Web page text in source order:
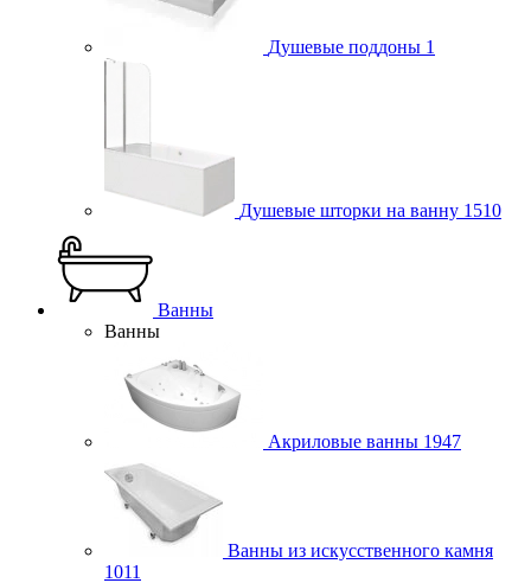
Душевые поддоны 1
Душевые шторки на ванну 1510
Ванны
Ванны
Акриловые ванны 1947
Ванны из искусственного камня
1011